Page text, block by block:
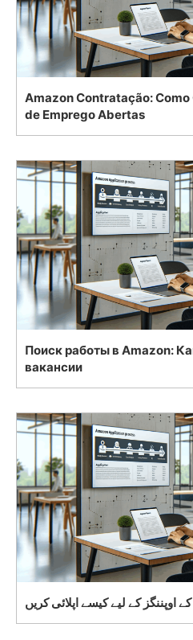
Amazon Contratação:
de Emprego Abertas
Поиск работы в Amazon:
вакансии
اوپننگز کے لیے کیسے اپلائی کریں